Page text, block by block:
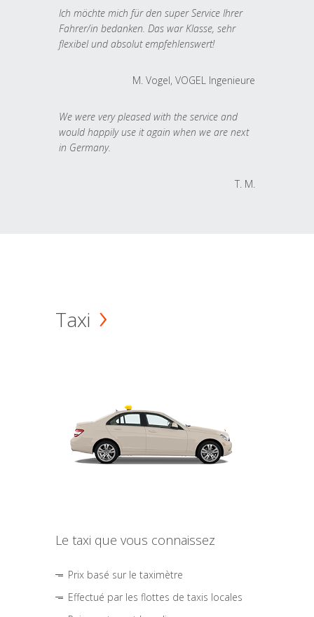
Ich möchte mich für den super Service Ihrer
Fahrer/in bedanken. Das war Klasse, sehr
flexibel und absolut empfehlenswert!
M. Vogel, VOGEL Ingenieure
We were very pleased with the service and
would happily use it again when we are next
in Germany.
T. M.
Taxi
Le taxi que vous connaissez
Prix basé sur le taximètre
Effectué par les flottes de taxis locales